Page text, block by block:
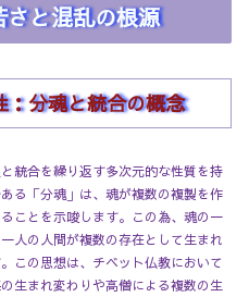
と混乱の根源
分魂と統合の概念
統合を繰り返す多次元的な性質を持
る「分魂」は、魂が複数の複製を作
ことを示唆します。この為、魂の一
人の人間が複数の存在として生まれ
この思想は、チベット仏教において
の生まれ変わりや高僧による複数の生